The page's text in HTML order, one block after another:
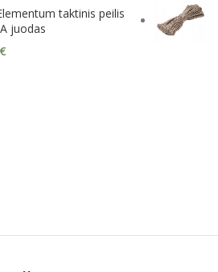
taktinis peilis
juodas
€